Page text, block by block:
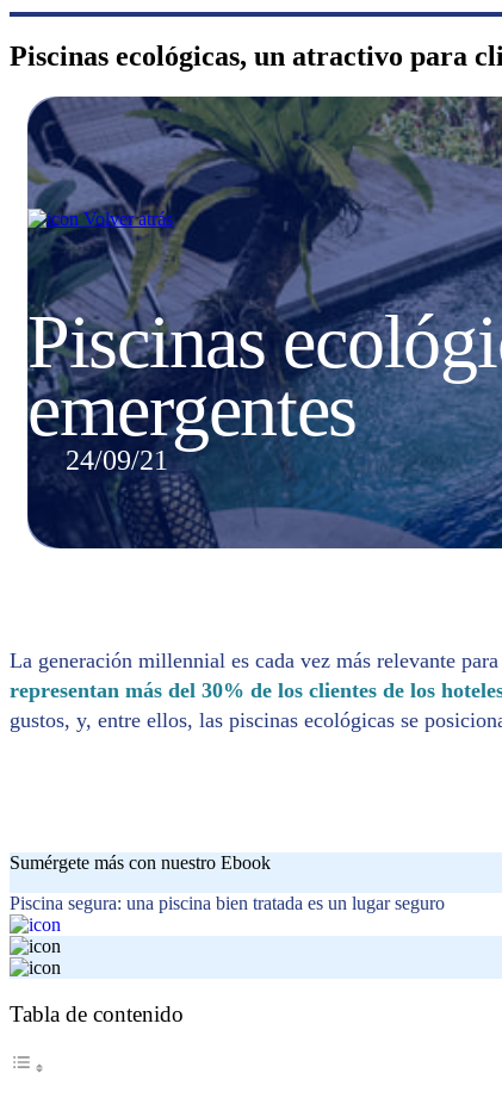
Piscinas ecológicas, un atractivo para
Volver atrás
Piscinas
emergentes
24/09/21
La generación millennial es cada vez más relevante
representan más del 30% de los clientes de los
gustos, y, entre ellos, las piscinas ecológicas se
Sumérgete más con nuestro Ebook
Piscina segura: una piscina bien tratada es un lugar seguro
Tabla de contenido